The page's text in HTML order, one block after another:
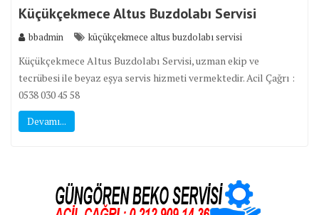
Küçükçekmece Altus Buzdolabı Servisi
bbadmin küçükçekmece altus buzdolabı servisi
Küçükçekmece Altus Buzdolabı Servisi, uzman ekip ve
tecrübesi ile beyaz eşya servis hizmeti vermektedir. Acil Çağrı :
0538 030 45 58
Devamı...